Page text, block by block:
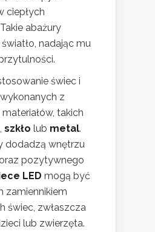
ciepłych
abażury
nadając mu
świec i
z
takich
, szkło lub metal.
dodadzą wnętrzu
pozytywnego
LED mogą być
zamiennikiem
świec, zwłaszcza
lub zwierzęta.